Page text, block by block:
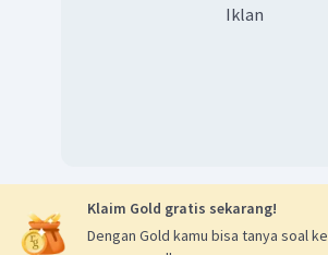
Iklan
Klaim Gold gratis sekarang!
Dengan Gold kamu bisa tanya soal